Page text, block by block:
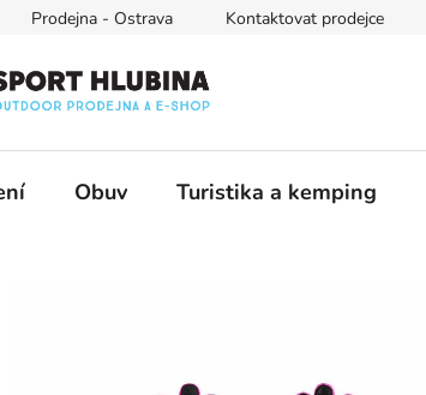
Prodejna - Ostrava Kontaktovat prodejce
Obuv Turistika a kemping